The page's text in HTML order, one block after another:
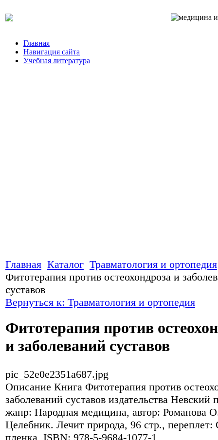
Главная
Навигация сайта
Учебная литература
Главная Каталог Травматология и ортопедия
Фитотерапия против остеохондроза и
суставов
Вернуться к: Травматология и ортопедия
Фитотерапия против
и заболеваний суставов
pic_52e0e2351a687.jpg
Описание Книга Фитотерапия против
заболеваний суставов издательства Невский
жанр: Народная медицина, автор: Романова
Целебник. Лечит природа, 96 стр., переплет:
пленка, ISBN: 978-5-9684-1077-1